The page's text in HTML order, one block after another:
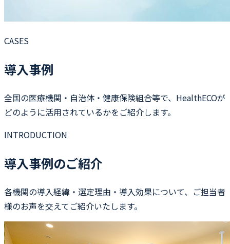
CASES
導入事例
全国の医療機関・自治体・健康保険組合等で、HealthECOが
どのように活用されているかをご紹介します。
INTRODUCTION
導入事例のご紹介
各機関の導入経緯・選定理由・導入効果について、ご担当者
様のお声を交えてご紹介いたします。